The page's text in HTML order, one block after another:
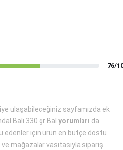
76/
ulaşabileceğiniz sayfamızda ek
Balı 330 gr Bal yorumları da
edenler için ürün en bütçe dostu
ve mağazalar vasıtasıyla sipariş